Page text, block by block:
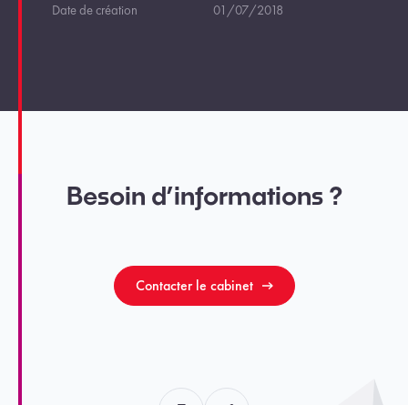
Date de création 01/07/2018
Besoin d’informations ?
Contacter le cabinet